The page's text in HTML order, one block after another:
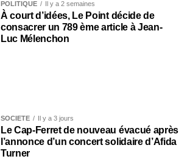
POLITIQUE Il y a 2 semaines
À court d’idées, Le Point décide de
consacrer un 789 ème article à Jean-
Luc Mélenchon
SOCIÉTÉ Il y a 3 jours
Le Cap-Ferret de nouveau évacué après
l’annonce d’un concert solidaire d’Afida
Turner